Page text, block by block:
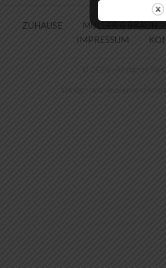
ZUHAUSE MULLER & BRAUN
IMPRESSUM